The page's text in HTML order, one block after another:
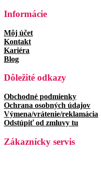
Informácie
Môj účet
Kontakt
Kariéra
Blog
Dôležité odkazy
Obchodné podmienky
Ochrana osobných údajov
Výmena/vrátenie/reklamácia
Odstúpiť od zmluvy tu
Zákaznícky servis